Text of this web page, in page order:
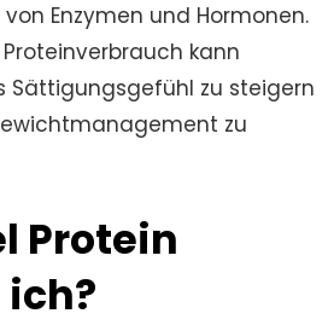
Enzymen und Hormonen.
kann
Sättigungsgefühl zu steigern
zu
Protein